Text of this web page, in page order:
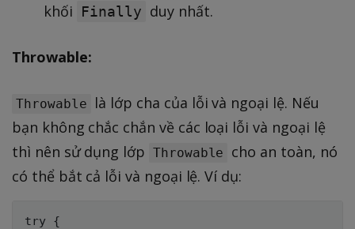
khối
Finally duy nhất.
Throwable:
Throwable
là lớp cha của lỗi và ngoại lệ. Nếu
bạn không chắc chắn về các loại lỗi và ngoại lệ
thì nên sử dụng lớp Throwable
cho an toàn, nó
có thể bắt cả lỗi và ngoại lệ. Ví dụ:
try {